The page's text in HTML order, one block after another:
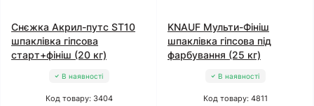
Снєжка Акрил-путс ST10
шпаклівка гіпсова
старт+фініш (20 кг)
В наявності
Код товару: 3404
KNAUF Мульти-Фініш
шпаклівка гіпсова під
фарбування (25 кг)
В наявності
Код товару: 4811